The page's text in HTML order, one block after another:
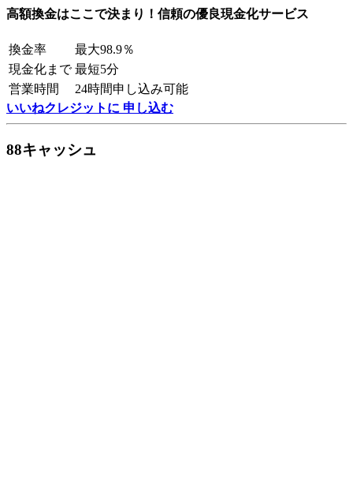
高額換金はここで決まり！信頼の優良現金化サービス
換金率
最大98.9％
現金化まで 最短5分
営業時間
24時間申し込み可能
いいねクレジットに 申し込む
88キャッシュ